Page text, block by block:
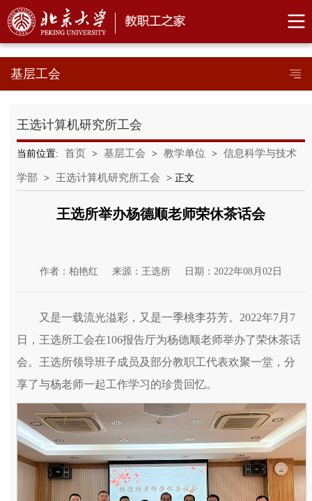
基层工会
王选计算机研究所工会
当前位置: 首页 > 基层工会 > 教学单位 > 信息科学与技术
学部 > 王选计算机研究所工会 > 正文
王选所举办杨德顺老师荣休茶话会
作者：柏艳红 来源：王选所 日期：2022年08月02日
又是一载流光溢彩，又是一季桃李芬芳。2022年7月7
日，王选所工会在106报告厅为杨德顺老师举办了荣休茶话
会。王选所领导班子成员及部分教职工代表欢聚一堂，分
享了与杨老师一起工作学习的珍贵回忆。